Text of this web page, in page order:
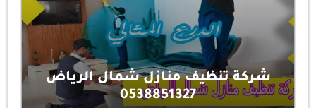
شركة تنظيف منازل شمال الرياض
0538851327